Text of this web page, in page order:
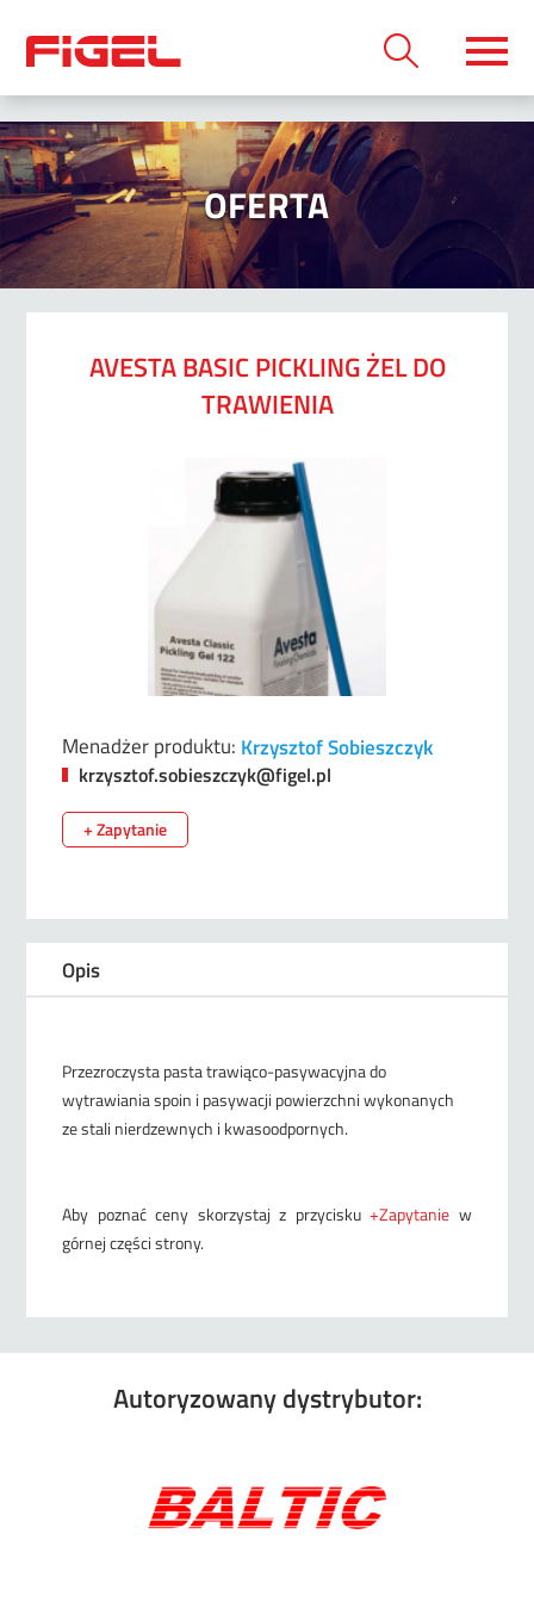
OFERTA
AVESTA BASIC PICKLING ŻEL DO
TRAWIENIA
Menadżer produktu: Krzysztof Sobieszczyk
krzysztof.sobieszczyk@figel.pl
+ Zapytanie
Opis
Przezroczysta pasta trawiąco-pasywacyjna do
wytrawiania spoin i pasywacji powierzchni wykonanych
ze stali nierdzewnych i kwasoodpornych.
Aby poznać ceny skorzystaj z przycisku+Zapytanie w
górnej części strony.
Autoryzowany dystrybutor: